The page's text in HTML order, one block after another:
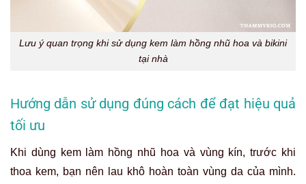
Lưu ý quan trọng khi sử dụng kem làm hồng nhũ hoa và bikini
tại nhà
Hướng dẫn sử dụng đúng cách để đạt hiệu quả
tối ưu
Khi dùng kem làm hồng nhũ hoa và vùng kín, trước khi
thoa kem, bạn nên
lau khô hoàn toàn vùng da của mình.